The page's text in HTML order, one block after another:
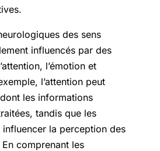
des sens
influencés par des
l’émotion et
l’attention peut
les informations
tandis que les
la perception des
comprenant les